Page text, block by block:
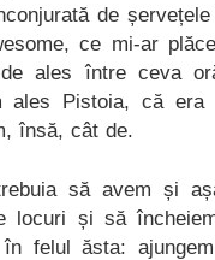
de
ce mi-ar
ales între ceva
ales Pistoia, că
însă, cât de.
să avem și
locuri și să
felul ăsta: